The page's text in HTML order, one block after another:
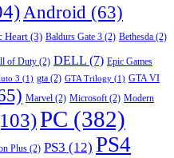
Android (63)
Heart (3) Baldurs Gate 3 (2) Bethesda (2)
of Duty (2) DELL (7) Epic Games
3 (1) gta (2) GTA Trilogy (1) GTA VI
Marvel (2) Microsoft(2) Modern
PC (382)
Plus (2) PS3 (12) PS4